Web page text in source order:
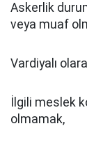
Askerlik
veya muaf
Vardiyalı
İlgili meslek
olmamak,